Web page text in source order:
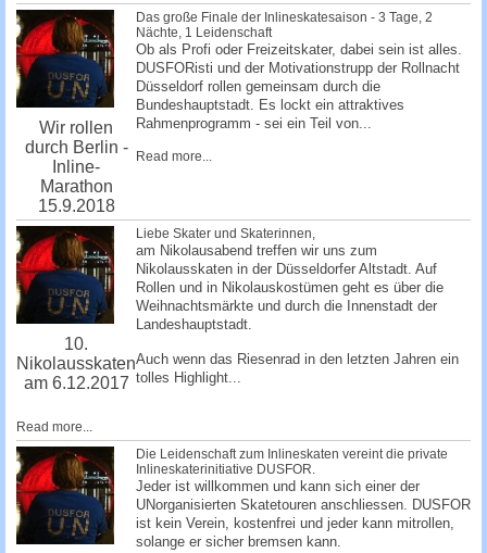
Wir rollen
durch Berlin -
Inline-
Marathon
15.9.2018
Das große Finale der Inlineskatesaison - 3 Tage, 2
Nächte, 1 Leidenschaft
Ob als Profi oder Freizeitskater, dabei sein ist alles.
DUSFORisti und der Motivationstrupp der Rollnacht
Düsseldorf rollen gemeinsam durch die
Bundeshauptstadt. Es lockt ein attraktives
Rahmenprogramm - sei ein Teil von...
Read more...
10.
Nikolausskaten
am 6.12.2017
Liebe Skater und Skaterinnen,
am Nikolausabend treffen wir uns zum
Nikolausskaten in der Düsseldorfer Altstadt. Auf
Rollen und in Nikolauskostümen geht es über die
Weihnachtsmärkte und durch die Innenstadt der
Landeshauptstadt.
Auch wenn das Riesenrad in den letzten Jahren ein
tolles Highlight...
Read more...
Die Leidenschaft zum Inlineskaten vereint die private
Inlineskaterinitiative DUSFOR.
Jeder ist willkommen und kann sich einer der
UNorganisierten Skatetouren anschliessen. DUSFOR
ist kein Verein, kostenfrei und jeder kann mitrollen,
solange er sicher bremsen kann.